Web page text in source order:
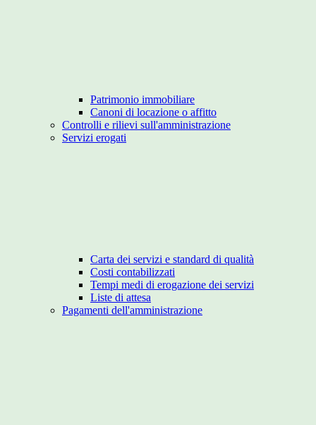
Patrimonio immobiliare
Canoni di locazione o affitto
Controlli e rilievi sull'amministrazione
Servizi erogati
Carta dei servizi e standard di qualità
Costi contabilizzati
Tempi medi di erogazione dei servizi
Liste di attesa
Pagamenti dell'amministrazione